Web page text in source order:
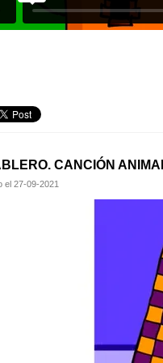
CANCIÓN
el 27-09-2021